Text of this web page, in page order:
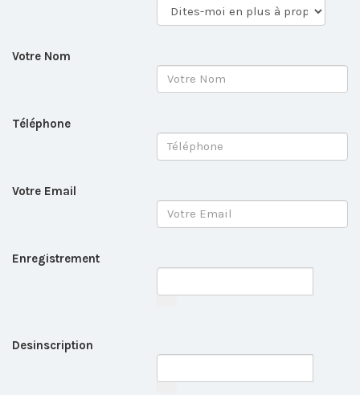
Votre Nom
Téléphone
Votre Email
Enregistrement
Desinscription